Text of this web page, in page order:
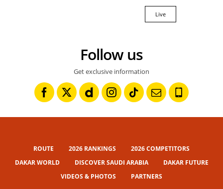
Live
Follow us
Get exclusive information
ROUTE 2026 RANKINGS
2026 COMPETITORS
DAKAR WORLD
DISCOVER SAUDI ARABIA
DAKAR FUTURE
VIDEOS & PHOTOS
PARTNERS